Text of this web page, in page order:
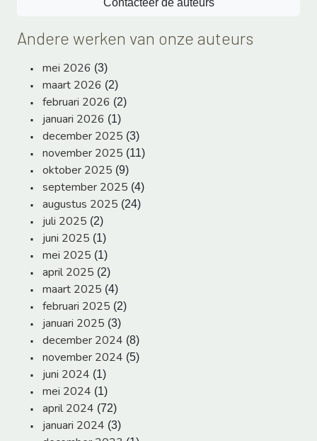
Contacteer de auteurs
Andere werken van onze auteurs
mei 2026 (3)
maart 2026 (2)
februari 2026 (2)
januari 2026 (1)
december 2025 (3)
november 2025 (11)
oktober 2025 (9)
september 2025 (4)
augustus 2025 (24)
juli 2025 (2)
juni 2025 (1)
mei 2025 (1)
april 2025 (2)
maart 2025 (4)
februari 2025 (2)
januari 2025 (3)
december 2024 (8)
november 2024 (5)
juni 2024 (1)
mei 2024 (1)
april 2024 (72)
januari 2024 (3)